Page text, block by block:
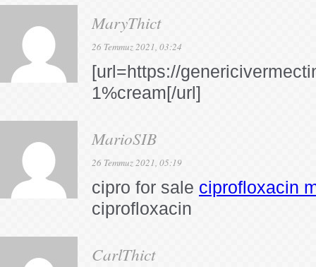
MaryThict
26 Temmuz 2021, 03:24
[url=https://
1%cream[/url]
MarioSIB
26 Temmuz 2021, 05:19
cipro for sale ciprofloxacin
ciprofloxacin
CarlThict